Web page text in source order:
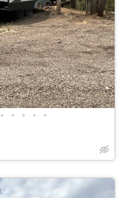
• • • • •